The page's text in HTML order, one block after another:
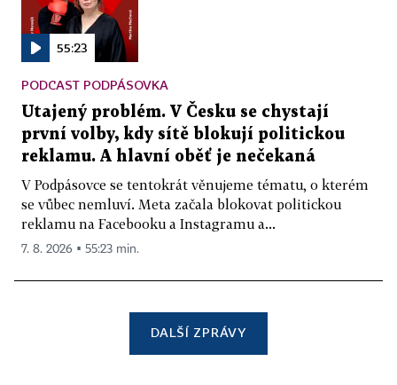
55:23
PODCAST PODPÁSOVKA
Utajený problém. V Česku se chystají
první volby, kdy sítě blokují politickou
reklamu. A hlavní oběť je nečekaná
V Podpásovce se tentokrát věnujeme tématu, o kterém
se vůbec nemluví. Meta začala blokovat politickou
reklamu na Facebooku a Instagramu a...
7. 8. 2026 ▪ 55:23 min.
DALŠÍ ZPRÁVY